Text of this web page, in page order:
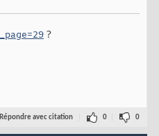
?
Répondre avec citation 0 0